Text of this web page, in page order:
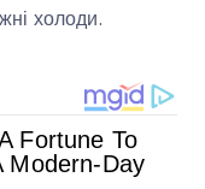
холоди.